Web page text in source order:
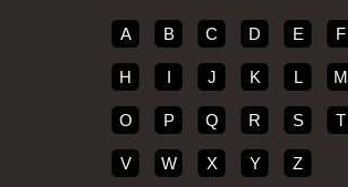
A B C D E F
H I J K L M
O P Q R S T
V W X Y Z